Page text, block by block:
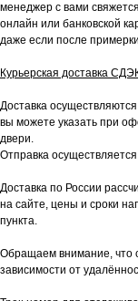
менеджер с вами
онлайн или банковской
даже если после
Курьерская доставка
Доставка
вы можете указать при
двери.
Отправка
Доставка по России
на сайте, цены и сроки
пункта.
Обращаем внимание, что
зависимости от